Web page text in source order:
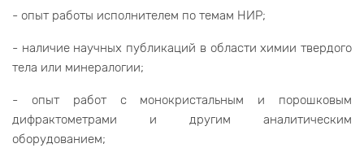
- опыт работы исполнителем по темам НИР;
- наличие научных публикаций в области химии твердого
тела или минералогии;
- опыт работ с монокристальным и порошковым
дифрактометрами и другим аналитическим
оборудованием;